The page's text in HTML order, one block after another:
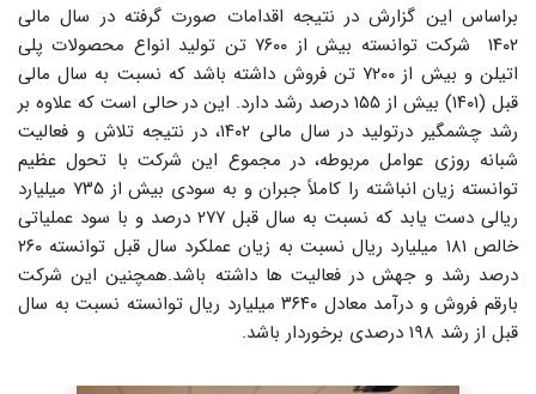
براساس این گزارش در نتیجه اقدامات صورت گرفته در سال مالی
۱۴۰۲ شرکت توانسته بیش از ۷۶۰۰ تن تولید انواع محصولات پلی
اتیلن و بیش از ۷۲۰۰ تن فروش داشته باشد که نسبت به سال مالی
قبل (۱۴۰۱) بیش از ۱۵۵ درصد رشد دارد. این در حالی است که علاوه بر
رشد چشمگیر درتولید در سال مالی ۱۴۰۲، در نتیجه تلاش و فعالیت
شبانه روزی عوامل مربوطه، در مجموع این شرکت با تحول عظیم
توانسته زیان انباشته را کاملاً جبران و به سودی بیش از ۷۳۵ میلیارد
ریالی دست یابد که نسبت به سال قبل ۲۷۷ درصد و با سود عملیاتی
خالص ۱۸۱ میلیارد ریال نسبت به زیان عملکرد سال قبل توانسته ۲۶۰
درصد رشد و جهش در فعالیت ها داشته باشد.همچنین این شرکت
بارقم فروش و درآمد معادل ۳۶۴۰ میلیارد ریال توانسته نسبت به سال
قبل از رشد ۱۹۸ درصدی برخوردار باشد.